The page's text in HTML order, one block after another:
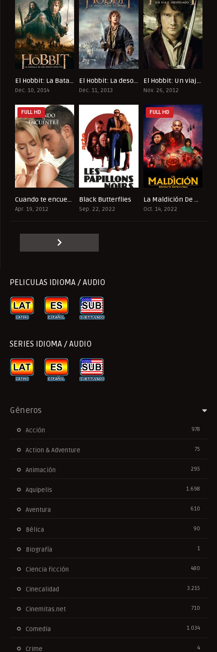
7.4El Hobbit: La Batalla De Los Cinco Ejércitos
Dec. 10, 2014
7.8El Hobbit: La desolación de Smaug
Dec. 11, 2013
7.8El Hobbit: Un viaje inesperado
Nov. 26, 2012
6.4
FULL HD
Cuando te encuentre
Apr. 19, 2012
Black Butterflies
Sep. 22, 2022
6.9
FULL HD
La Maldición De Bridge Hollow
Oct. 14, 2022
PELICULAS IDIOMA / AUDIO
SERIES IDIOMA / AUDIO
Géneros
Acción 978
Action & Adventure 75
Animación 295
Aquipelis 1.698
Aventura 610
Bélica 90
Biografía 1
Ciencia ficción 480
Cinecalidad 3.215
Cinemitas.net 710
Comedia 1.034
Crime 4